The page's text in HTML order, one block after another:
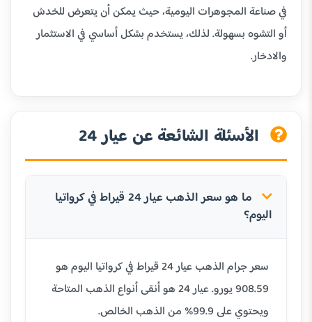
في صناعة المجوهرات اليومية، حيث يمكن أن يتعرض للخدش
أو التشوه بسهولة. لذلك، يستخدم بشكل أساسي في الاستثمار
والادخار.
الأسئلة الشائعة عن عيار 24
ما هو سعر الذهب عيار 24 قيراط في كرواتيا
اليوم؟
سعر جرام الذهب عيار 24 قيراط في كرواتيا اليوم هو
908.59 يورو. عيار 24 هو أنقى أنواع الذهب المتاحة
ويحتوي على 99.9% من الذهب الخالص.